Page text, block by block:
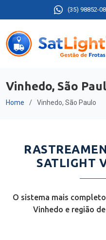
(35) 98852-
Vinhedo, São
Home Vinhedo, São Paulo
SATLIGHT
O sistema mais
Vinhedo e região